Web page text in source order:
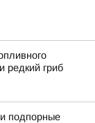
редкий гриб
подпорные